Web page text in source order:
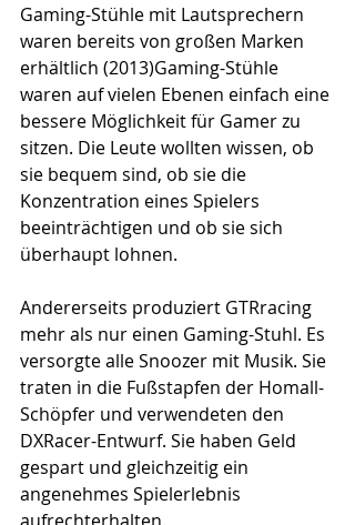
Gaming-Stühle mit Lautsprechern
waren bereits von großen Marken
erhältlich (2013)Gaming-Stühle
waren auf vielen Ebenen einfach eine
bessere Möglichkeit für Gamer zu
sitzen. Die Leute wollten wissen, ob
sie bequem sind, ob sie die
Konzentration eines Spielers
beeinträchtigen und ob sie sich
überhaupt lohnen.
Andererseits produziert GTRracing
mehr als nur einen Gaming-Stuhl. Es
versorgte alle Snoozer mit Musik. Sie
traten in die Fußstapfen der Homall-
Schöpfer und verwendeten den
DXRacer-Entwurf. Sie haben Geld
gespart und gleichzeitig ein
angenehmes Spielerlebnis